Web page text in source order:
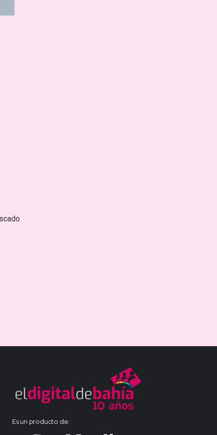
Es un producto de: